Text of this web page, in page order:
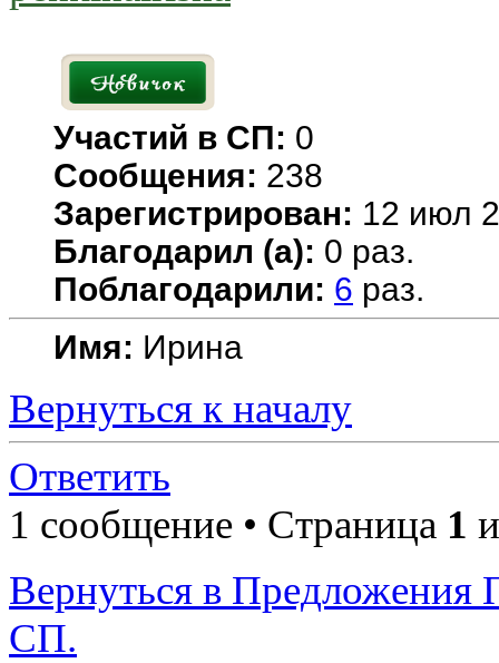
Участий в СП: 0
Сообщения: 238
Зарегистрирован: 12 июл
Благодарил (а): 0 раз.
Поблагодарили: 6 раз.
Имя: Ирина
Вернуться к началу
Ответить
1 сообщение • Страница 1
Вернуться в Предложения
СП.